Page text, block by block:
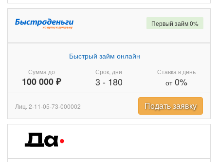
Сумма до
100 000 ₽
Быстрый займ онлайн
Срок, дни
3 - 180
Ставка в день
от0%
Первый займ 0%
Лиц. 2-11-05-73-000002 Подать заявку